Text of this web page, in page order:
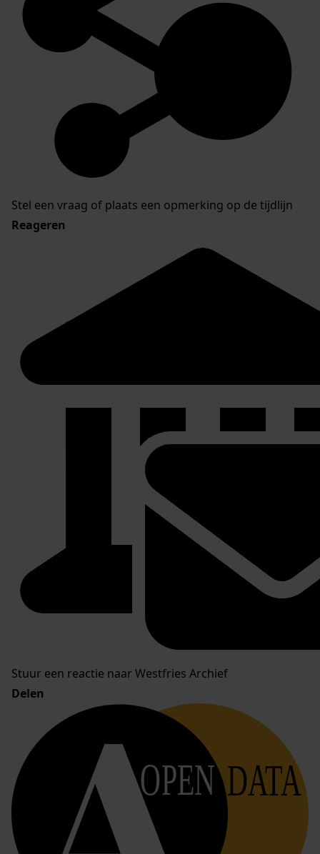
Stel een vraag of plaats een opmerking op de tijdlijn
Reageren
Stuur een reactie naar Westfries Archief
Delen
OPEN DATA